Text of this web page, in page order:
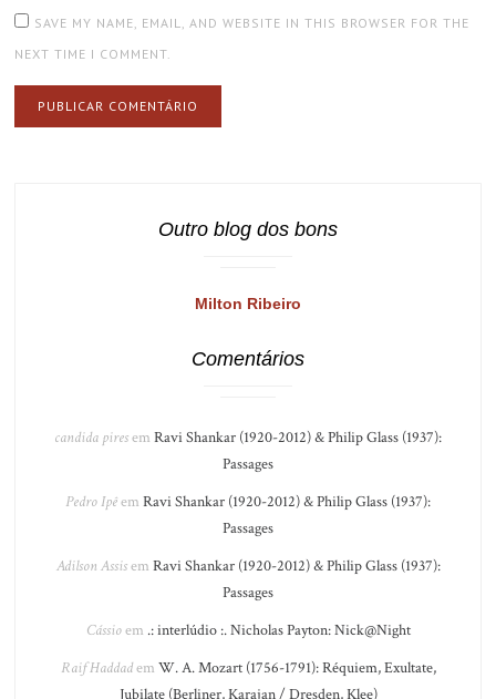
SAVE MY NAME, EMAIL, AND WEBSITE IN THIS BROWSER FOR THE
NEXT TIME I COMMENT.
Outro blog dos bons
Milton Ribeiro
Comentários
candida piresem Ravi Shankar (1920-2012) & Philip Glass (1937):
Passages
Pedro Ipêem Ravi Shankar (1920-2012) & Philip Glass (1937):
Passages
Adilson Assisem Ravi Shankar (1920-2012) & Philip Glass (1937):
Passages
Cássioem .: interlúdio :. Nicholas Payton: Nick@Night
Raif Haddadem W. A. Mozart (1756-1791): Réquiem, Exultate,
Jubilate (Berliner, Karajan / Dresden, Klee)